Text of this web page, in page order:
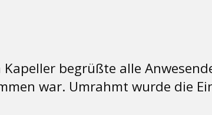
begrüßte alle
war. Umrahmt wurde die